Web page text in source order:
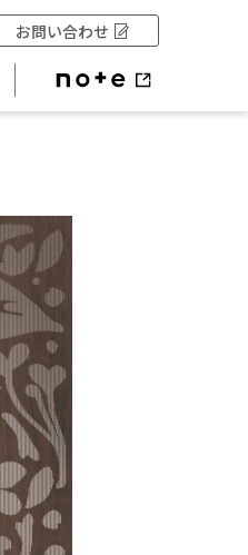
お問い合わせ